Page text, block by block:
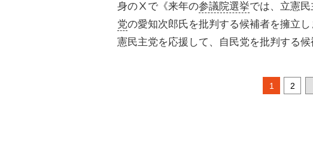
身のⅩで《来年の参議院選挙では、立憲民
党の愛知次郎氏を批判する候補者を擁立
憲民主党を応援して、自民党を批判する候
1 2